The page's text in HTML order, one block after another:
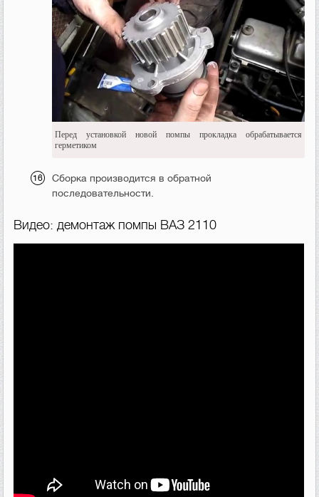
Перед установкой новой помпы прокладка обрабатывается
герметиком
Сборка производится в обратной
последовательности.
Видео: демонтаж помпы ВАЗ 2110